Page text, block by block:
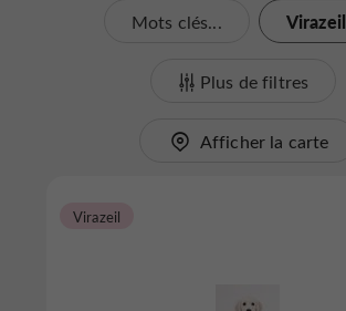
Mots clés... Virazeil
Plus de filtres
Afficher la carte
Virazeil